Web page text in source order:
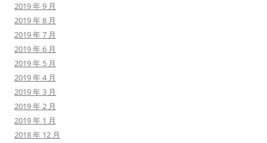
2019 年 9 月
2019 年 8 月
2019 年 7 月
2019 年 6 月
2019 年 5 月
2019 年 4 月
2019 年 3 月
2019 年 2 月
2019 年 1 月
2018 年 12 月